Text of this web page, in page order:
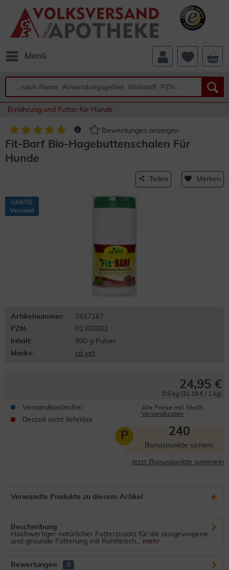
Menü
Ernährung und Futter für Hunde
Bewertungen anzeigen
Fit-Barf Bio-Hagebuttenschalen Für
Hunde
Teilen Merken
GRATIS
Versand
Artikelnummer:
2517167
PZN:
01303062
Inhalt:
800 g Pulver
Marke:
cd vet
24,95 €
0.8 kg (31,19 € / 1 kg)
Versandkostenfrei
Derzeit nicht lieferbar
Alle Preise inkl. MwSt.
Versandkosten
P 240
Bonuspunkte sichern
Jetzt Bonuspunkte sammeln
Verwandte Produkte zu diesem Artikel
Beschreibung
Hochwertiger natürlicher Futterzusatz für die ausgewogene
und gesunde Fütterung mit Rohfleisch... mehr
Bewertungen 0